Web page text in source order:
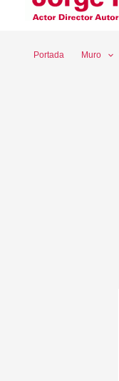
Portada Muro